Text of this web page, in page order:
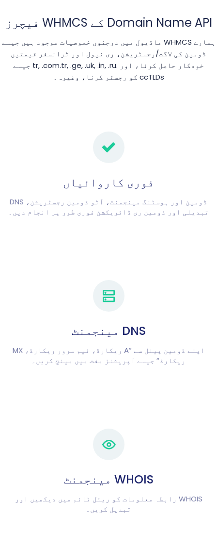
Domain Name API کے WHMCS فیچرز
ہمارے WHMCS ماڈیول میں درجنوں خصوصیات موجود ہیں جیسے
ڈومین کی لاگت/رجسٹریشن، ری نیول اور ٹرانسفر قیمتیں
خودکار حاصل کرنا، اور .tr, .com.tr, .ge, .uk, .in, .ru جیسے
ccTLDs کو رجسٹر کرنا، وغیرہ۔
فوری کاروائیاں
ڈومین اور ہوسٹنگ مینجمنٹ، آٹو ڈومین رجسٹریشن، DNS
تبدیلی اور ڈومین ری ڈائریکشن فوری طور پر انجام دیں۔
DNS مینجمنٹ
اپنے ڈومین پینل سے ”A ریکارڈ، نیم سرور ریکارڈ، MX
ریکارڈ“ جیسے آپریشنز مفت میں مینج کریں۔
WHOIS مینجمنٹ
WHOIS رابطہ معلومات کو ریئل ٹائم میں دیکھیں اور
تبدیل کریں۔